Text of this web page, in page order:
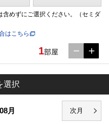
めずにご選択ください。（セミダ
はこちら
1部屋
選択
月